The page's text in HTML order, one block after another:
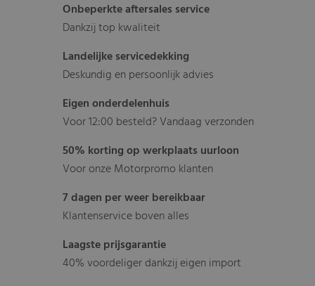
Onbeperkte aftersales service
Dankzij top kwaliteit
Landelijke servicedekking
Deskundig en persoonlijk advies
Eigen onderdelenhuis
Voor 12:00 besteld? Vandaag verzonden
50% korting op werkplaats uurloon
Voor onze Motorpromo klanten
7 dagen per weer bereikbaar
Klantenservice boven alles
Laagste prijsgarantie
40% voordeliger dankzij eigen import